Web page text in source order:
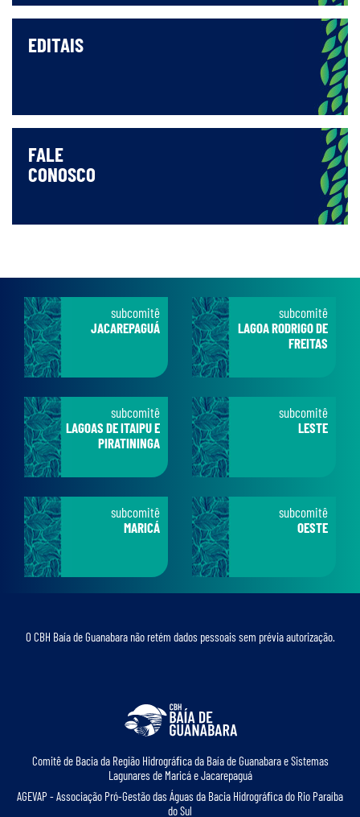
EDITAIS
FALE
CONOSCO
subcomitê
JACAREPAGUÁ
subcomitê
LAGOA RODRIGO DE
FREITAS
subcomitê
LAGOAS DE ITAIPU E
PIRATININGA
subcomitê
LESTE
subcomitê
MARICÁ
subcomitê
OESTE
O CBH Baía de Guanabara não retém dados pessoais sem prévia autorização.
Comitê de Bacia da Região Hidrográﬁca da Baía de Guanabara e Sistemas
Lagunares de Maricá e Jacarepaguá
AGEVAP - Associação Pró-Gestão das Águas da Bacia Hidrográﬁca do Rio Paraíba
do Sul